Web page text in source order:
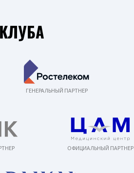
ГЕНЕРАЛЬНЫЙ ПАРТНЕР
ОФИЦИАЛЬНЫЙ ПАРТНЕР